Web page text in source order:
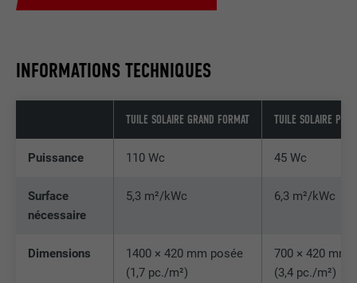
INFORMATIONS TECHNIQUES
TUILE SOLAIRE GRAND FORMAT TUILE SOLAIRE
Puissance 110 Wc 45 Wc
Surface
nécessaire
5,3 m²/kWc 6,3 m²/kWc
Dimensions
1400 × 420 mm posée
(1,7 pc./m²)
700 × 420 mm
(3,4 pc./m²)
doubleclick.net